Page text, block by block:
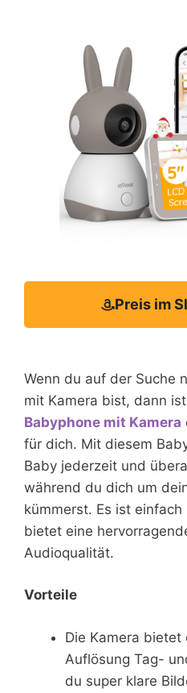
Preis im
Wenn du auf der Suche
mit Kamera bist, dann
Babyphone mit Kamera
für dich. Mit diesem
Baby jederzeit und
während du dich um
kümmerst. Es ist
bietet eine
Audioqualität.
Vorteile
Die Kamera bietet
Auflösung Tag-
du super klare